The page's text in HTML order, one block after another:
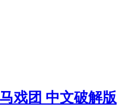
戏团 中文破解版